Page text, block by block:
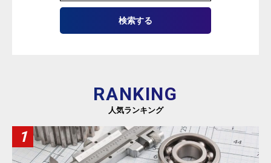
RANKING
人気ランキング